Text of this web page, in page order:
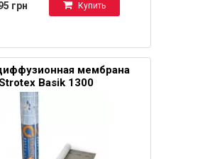
грн Купить
мембрана
Basik 1300